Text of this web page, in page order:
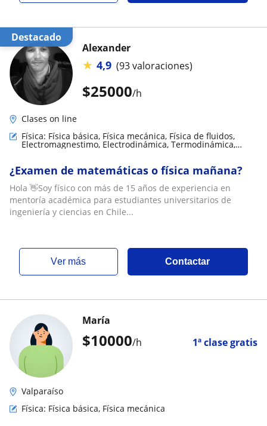
Destacado
$25000/h
Alexander
★ 4,9 (93 valoraciones)
Clases on line
Física: Física básica, Física mecánica, Física de fluidos,
Electromagnestimo, Electrodinámica, Termodinámica,
Biofísica, Relatividad
¿Examen de matemáticas o física mañana?
Hola 👋Soy físico con más de 15 años de experiencia en
mentoría académica para estudiantes universitarios de
ingeniería y ciencias en Chile...
ver más Contactar
$10000/h 1ª clase gratis
María
Valparaíso
Física: Física básica, Física mecánica